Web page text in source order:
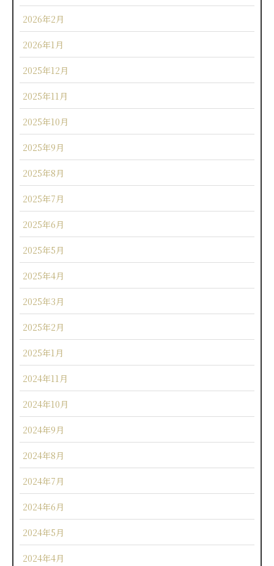
2026年2月
2026年1月
2025年12月
2025年11月
2025年10月
2025年9月
2025年8月
2025年7月
2025年6月
2025年5月
2025年4月
2025年3月
2025年2月
2025年1月
2024年11月
2024年10月
2024年9月
2024年8月
2024年7月
2024年6月
2024年5月
2024年4月